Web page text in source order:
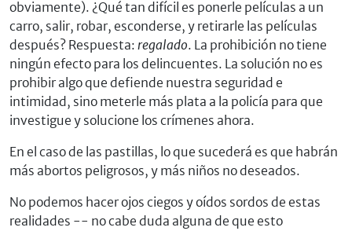
obviamente). ¿Qué tan difícil es ponerle películas a un
carro, salir, robar, esconderse, y retirarle las películas
después? Respuesta: regalado. La prohibición no tiene
ningún efecto para los delincuentes. La solución no es
prohibir algo que defiende nuestra seguridad e
intimidad, sino meterle más plata a la policía para que
investigue y solucione los crímenes ahora.
En el caso de las pastillas, lo que sucederá es que habrán
más abortos peligrosos, y más niños no deseados.
No podemos hacer ojos ciegos y oídos sordos de estas
realidades -- no cabe duda alguna de que esto